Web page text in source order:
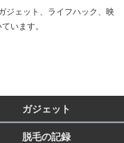
ジェット、ライフハック、映
います。
ガジェット
脱毛の記録